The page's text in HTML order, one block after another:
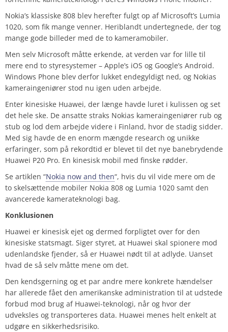
Nokia’s klassiske 808 blev herefter fulgt op af Microsoft’s Lumia
1020, som fik mange venner. Heriblandt undertegnede, der tog
mange gode billeder med de to kameramobiler.
Men selv Microsoft måtte erkende, at verden var for lille til
mere end to styresystemer – Apple’s iOS og Google’s Android.
Windows Phone blev derfor lukket endegyldigt ned, og Nokias
kameraingeniører stod nu igen uden arbejde.
Enter kinesiske Huawei, der længe havde luret i kulissen og set
det hele ske. De ansatte straks Nokias kameraingeniører rub og
stub og lod dem arbejde videre i Finland, hvor de stadig sidder.
Med sig havde de en enorm mængde research og unikke
erfaringer, som på rekordtid er blevet til det nye banebrydende
Huawei P20 Pro. En kinesisk mobil med finske rødder.
Se artiklen “Nokia now and then“, hvis du vil vide mere om de
to skelsættende mobiler Nokia 808 og Lumia 1020 samt den
avancerede kamerateknologi bag.
Konklusionen
Huawei er kinesisk ejet og dermed forpligtet over for den
kinesiske statsmagt. Siger styret, at Huawei skal spionere mod
udenlandske fjender, så er Huawei nødt til at adlyde. Uanset
hvad de så selv måtte mene om det.
Den kendsgerning og et par andre mere konkrete hændelser
har allerede fået den amerikanske administration til at udstede
forbud mod brug af Huawei-teknologi, når og hvor der
udveksles og transporteres data. Huawei menes helt enkelt at
udgøre en sikkerhedsrisiko.